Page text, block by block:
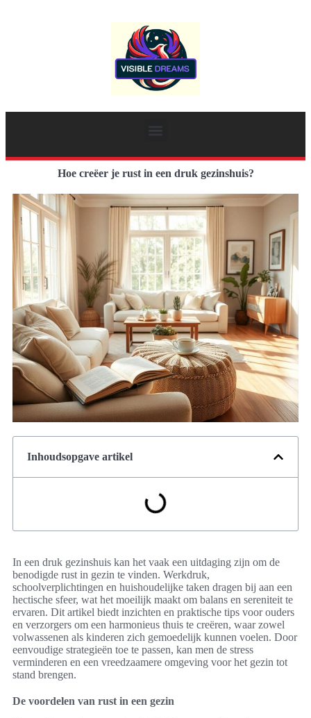
Hoe creëer je rust in een druk gezinshuis?
Inhoudsopgave artikel
In een druk gezinshuis kan het vaak een uitdaging zijn om de
benodigde rust in gezin te vinden. Werkdruk,
schoolverplichtingen en huishoudelijke taken dragen bij aan een
hectische sfeer, wat het moeilijk maakt om balans en sereniteit te
ervaren. Dit artikel biedt inzichten en praktische tips voor ouders
en verzorgers om een harmonieus thuis te creëren, waar zowel
volwassenen als kinderen zich gemoedelijk kunnen voelen. Door
eenvoudige strategieën toe te passen, kan men de stress
verminderen en een vreedzaamere omgeving voor het gezin tot
stand brengen.
De voordelen van rust in een gezin